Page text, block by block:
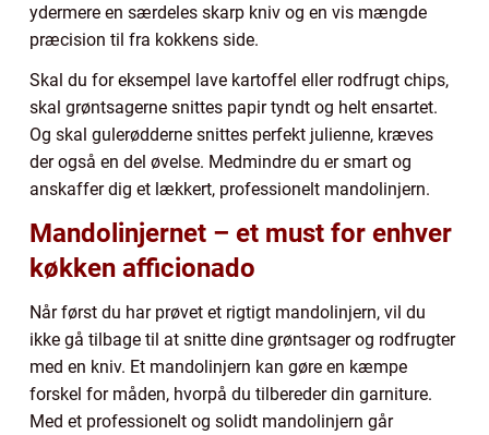
ydermere en særdeles skarp kniv og en vis mængde
præcision til fra kokkens side.
Skal du for eksempel lave kartoffel eller rodfrugt chips,
skal grøntsagerne snittes papir tyndt og helt ensartet.
Og skal gulerødderne snittes perfekt julienne, kræves
der også en del øvelse. Medmindre du er smart og
anskaffer dig et lækkert, professionelt mandolinjern.
Mandolinjernet – et must for enhver
køkken afficionado
Når først du har prøvet et rigtigt mandolinjern, vil du
ikke gå tilbage til at snitte dine grøntsager og rodfrugter
med en kniv. Et mandolinjern kan gøre en kæmpe
forskel for måden, hvorpå du tilbereder din garniture.
Med et professionelt og solidt mandolinjern går